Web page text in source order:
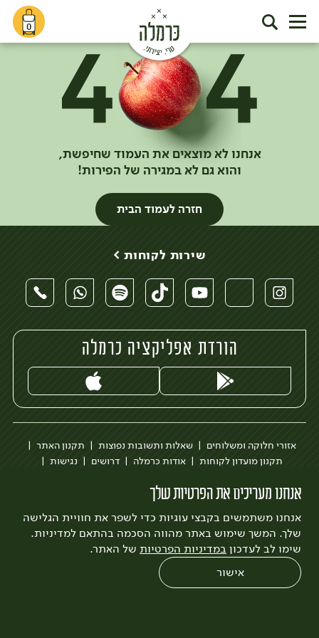
0
אנחנו לא מוצאים את העמוד שחיפשת,
והוא גם לא במגירה של הפירות!
חזרה לעמוד הבית
אנחנו מעריכים את הפרטיות שלך
אנחנו משתמשים בקבצי עוגיות כדי לשפר את חוויית הגלישה
שלך. המשך שימוש באתר מהווה הסכמה בהתאם למדיניות.
שימו לב לעדכון במדיניות הפרטיות של האתר.
אישור
שירות לקוחות >
הורדת אפליקציה כרמלה
אזורי חלוקה ומשלוחים שאלות ותשובות נפוצות
תקנון האתר
תקנון מועדון לקוחות
אודות כרמלה דרושים
נגישות
לצפייה בעדכון מדיניות פרטיות
עיצוב:3bears פיתוח:Quatro